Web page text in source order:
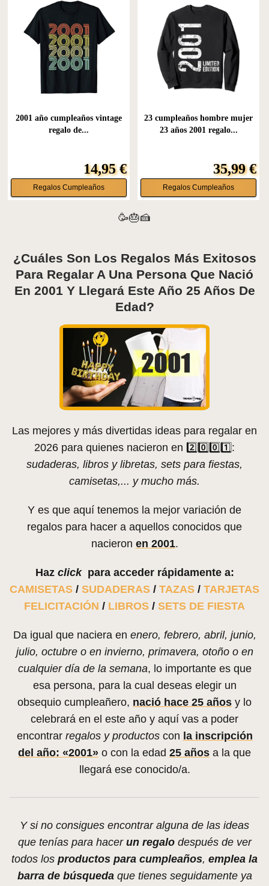
2001 año cumpleaños vintage
regalo de...
14,95 €
Regalos Cumpleaños
23 cumpleaños hombre mujer
23 años 2001 regalo...
35,99 €
Regalos Cumpleaños
🥳🎂🍰
¿Cuáles Son Los Regalos Más Exitosos
Para Regalar A Una Persona Que Nació
En 2001 Y Llegará Este Año 25 Años De
Edad?
Las mejores y más divertidas ideas para regalar en
2026 para quienes nacieron en 2️⃣0️⃣0️⃣1️⃣:
sudaderas, libros y libretas, sets para fiestas,
camisetas,... y mucho más.
Y es que aquí tenemos la mejor variación de
regalos para hacer a aquellos conocidos que
nacieron en 2001.
Haz click para acceder rápidamente a:
CAMISETAS / SUDADERAS / TAZAS / TARJETAS
FELICITACIÓN / LIBROS / SETS DE FIESTA
Da igual que naciera en enero, febrero, abril, junio,
julio, octubre o en invierno, primavera, otoño o en
cualquier día de la semana, lo importante es que
esa persona, para la cual deseas elegir un
obsequio cumpleañero, nació hace 25 años y lo
celebrará en el este año y aquí vas a poder
encontrarregalos y productoscon la inscripción
del año: «2001» o con la edad 25 años a la que
llegará ese conocido/a.
Y si no consigues encontrar alguna de las ideas
que tenías para hacer un regalodespués de ver
todos los productos para cumpleaños, emplea la
barra de búsquedaque tienes seguidamente ya